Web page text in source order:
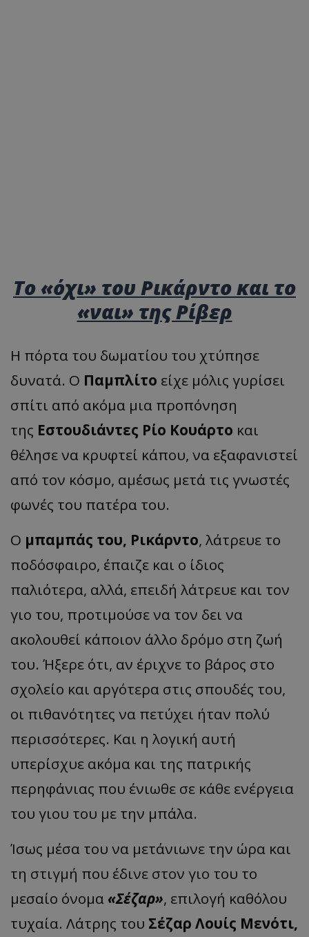
Το «όχι» του Ρικάρντο και το
«ναι» της Ρίβερ
Η πόρτα του δωματίου του χτύπησε
δυνατά. Ο Παμπλίτο είχε μόλις γυρίσει
σπίτι από ακόμα μια προπόνηση
της Εστουδιάντες Ρίο Κουάρτο και
θέλησε να κρυφτεί κάπου, να εξαφανιστεί
από τον κόσμο, αμέσως μετά τις γνωστές
φωνές του πατέρα του.
Ο μπαμπάς του, Ρικάρντο, λάτρευε το
ποδόσφαιρο, έπαιζε και ο ίδιος
παλιότερα, αλλά, επειδή λάτρευε και τον
γιο του, προτιμούσε να τον δει να
ακολουθεί κάποιον άλλο δρόμο στη ζωή
του. Ήξερε ότι, αν έριχνε το βάρος στο
σχολείο και αργότερα στις σπουδές του,
οι πιθανότητες να πετύχει ήταν πολύ
περισσότερες. Και η λογική αυτή
υπερίσχυε ακόμα και της πατρικής
περηφάνιας που ένιωθε σε κάθε ενέργεια
του γιου του με την μπάλα.
Ίσως μέσα του να μετάνιωνε την ώρα και
τη στιγμή που έδινε στον γιο του το
μεσαίο όνομα «Σέζαρ», επιλογή καθόλου
τυχαία. Λάτρης του Σέζαρ Λουίς Μενότι,